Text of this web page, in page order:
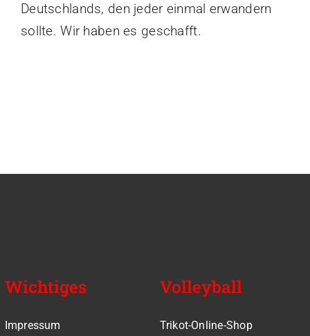
Deutschlands, den jeder einmal erwandern
sollte. Wir haben es geschafft.
Wichtiges
Impressum
Volleyball
Trikot-Online-Shop